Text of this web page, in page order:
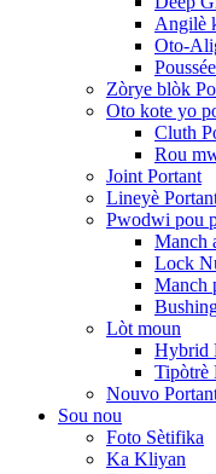
Angilè
Oto-
Zòrye blòk
Oto kote yo
Cluth
Rou
Joint Portant
Lineyè
Pwodwi pou
Manch
Lock
Manch
Lòt moun
Hybrid
Tipòtrè
Nouvo
Sou nou
Foto Sètifika
Ka Kliyan